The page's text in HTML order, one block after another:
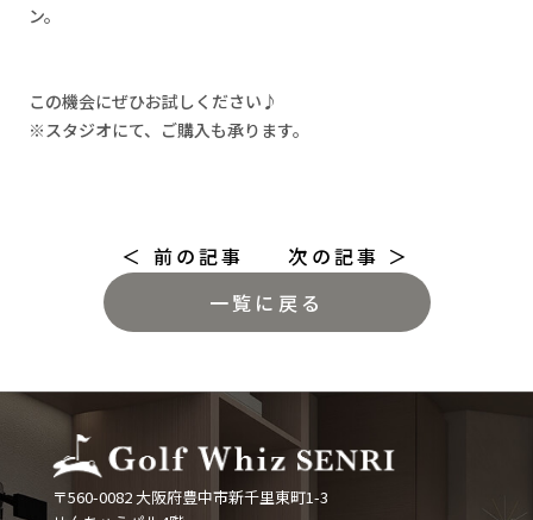
ン。
この機会にぜひお試しください♪
※スタジオにて、ご購入も承ります。
＜ 前の記事
次の記事 ＞
一覧に戻る
〒560-0082 大阪府豊中市新千里東町1-3